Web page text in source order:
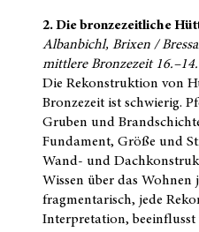
2. Die bronzezeitliche
Albanbichl, Brixen /
mittlere Bronzezeit
Die Rekonstruktion von
Bronzezeit ist schwierig.
Gruben und
Fundament, Größe und
Wand- und
Wissen über das Wohnen
fragmentarisch, jede
Interpretation,